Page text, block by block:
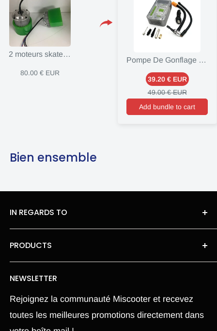
2 moteurs skate électrique
80.00 € EUR
Pompe De Gonflage portative
39.20 € EUR
49.00 € EUR
Add bundle to cart
Bien ensemble
IN REGARDS TO
legal information
Terms of Sales
Terms and conditions
Shipping Policy
PRODUCTS
Our spare parts
Pièce Xiaomi M365
Electric Scooter
NEWSLETTER
Rejoignez la communauté Miscooter et recevez
toutes les meilleures promotions directement dans